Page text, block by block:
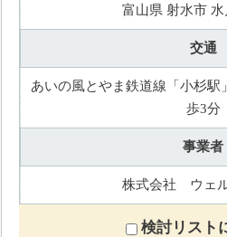
富山県 射水市 水
交通
あいの風とやま鉄道線「小杉
歩3分
事業者
株式会社 ウェ
検討リスト